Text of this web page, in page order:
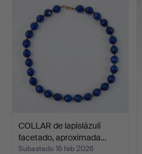
COLLAR de lapislázuli
facetado, aproximada…
Subastado 16 feb 2026